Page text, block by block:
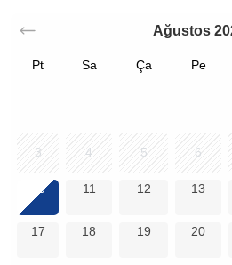
Ağustos
Pt Sa Ça Pe
3 4 5 6
10 11 12 13
17 18 19 20